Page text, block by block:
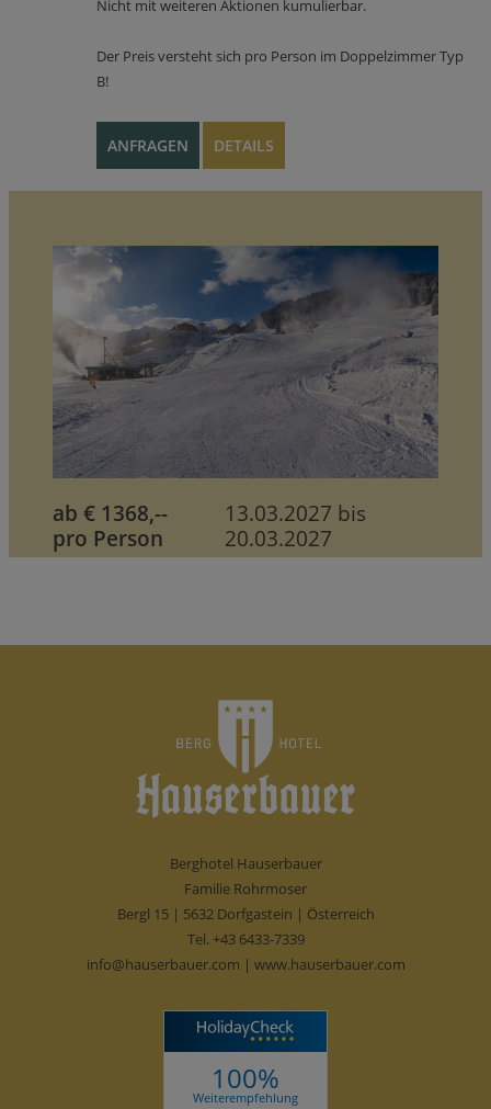
ab € 1368,--
pro Person
13.03.2027 bis
20.03.2027
Nicht mit weiteren Aktionen kumulierbar.
Der Preis versteht sich pro Person im Doppelzimmer Typ
B!
ANFRAGEN DETAILS
Berghotel Hauserbauer
Familie Rohrmoser
Bergl 15 | 5632 Dorfgastein | Österreich
Tel. +43 6433-7339
info@hauserbauer.com | www.hauserbauer.com
100%
Weiterempfehlung